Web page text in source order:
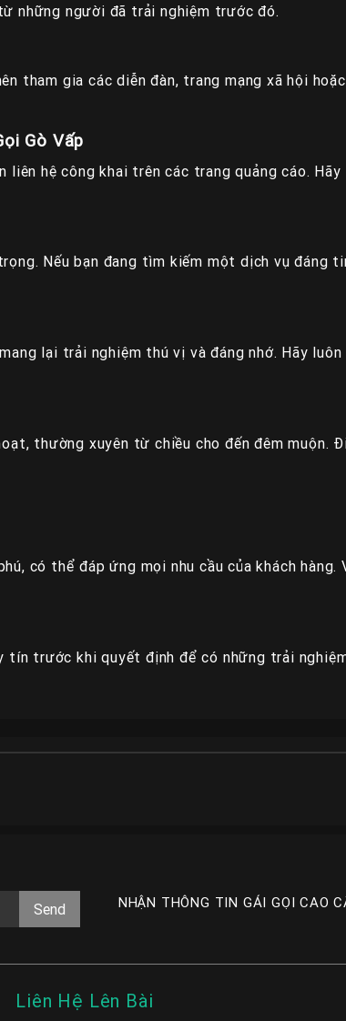
những người đã trải nghiệm trước đó.
tham gia các diễn đàn, trang mạng xã hội
Gò Vấp
hệ công khai trên các trang quảng cáo.
Nếu bạn đang tìm kiếm một dịch vụ đáng
lại trải nghiệm thú vị và đáng nhớ. Hãy
thường xuyên từ chiều cho đến đêm muộn.
có thể đáp ứng mọi nhu cầu của khách
trước khi quyết định để có những trải
NHẬN THÔNG TIN GÁI GỌI CAO
Liên Hệ Lên Bài